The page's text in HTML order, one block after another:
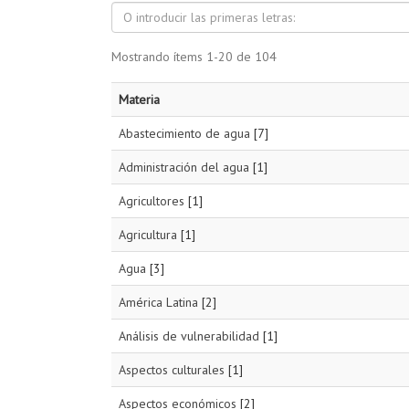
Mostrando ítems 1-20 de 104
Materia
Abastecimiento de agua [7]
Administración del agua [1]
Agricultores [1]
Agricultura [1]
Agua [3]
América Latina [2]
Análisis de vulnerabilidad [1]
Aspectos culturales [1]
Aspectos económicos [2]